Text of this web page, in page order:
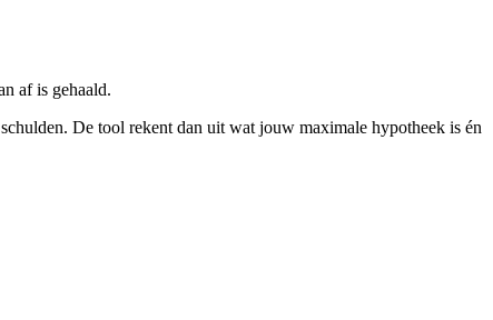
af is gehaald.
De tool rekent dan uit wat jouw maximale hypotheek is én